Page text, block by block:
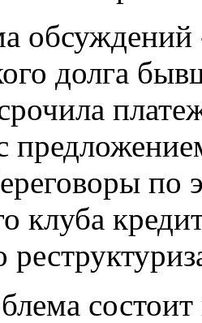
долга
по
клуба